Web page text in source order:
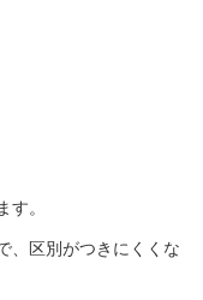
。
、区別がつきにくくな